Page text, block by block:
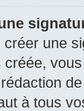
créer une
créée,
à tous